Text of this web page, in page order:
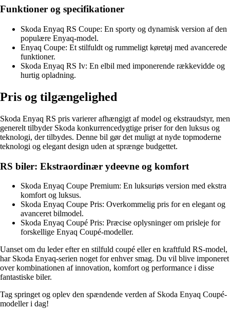
Funktioner og specifikationer
Skoda Enyaq RS Coupe: En sporty og dynamisk version af den
populære Enyaq-model.
Enyaq Coupe: Et stilfuldt og rummeligt køretøj med avancerede
funktioner.
Skoda Enyaq RS Iv: En elbil med imponerende rækkevidde og
hurtig opladning.
Pris og tilgængelighed
Skoda Enyaq RS pris varierer afhængigt af model og ekstraudstyr, men
generelt tilbyder Skoda konkurrencedygtige priser for den luksus og
teknologi, der tilbydes. Denne bil gør det muligt at nyde topmoderne
teknologi og elegant design uden at sprænge budgettet.
RS biler: Ekstraordinær ydeevne og komfort
Skoda Enyaq Coupe Premium: En luksuriøs version med ekstra
komfort og luksus.
Skoda Enyaq Coupe Pris: Overkommelig pris for en elegant og
avanceret bilmodel.
Skoda Enyaq Coupé Pris: Præcise oplysninger om prisleje for
forskellige Enyaq Coupé-modeller.
Uanset om du leder efter en stilfuld coupé eller en kraftfuld RS-model,
har Skoda Enyaq-serien noget for enhver smag. Du vil blive imponeret
over kombinationen af innovation, komfort og performance i disse
fantastiske biler.
Tag springet og oplev den spændende verden af Skoda Enyaq Coupé-
modeller i dag!